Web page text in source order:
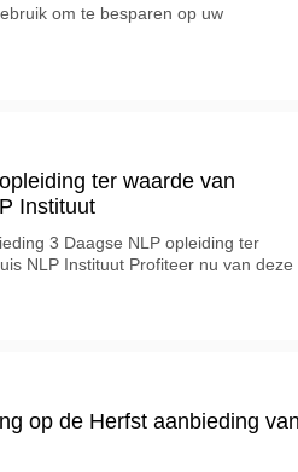
om te besparen op uw
ter waarde van
Instituut
3 Daagse NLP opleiding ter
NLP Instituut Profiteer nu van deze
op de Herfst aanbieding van